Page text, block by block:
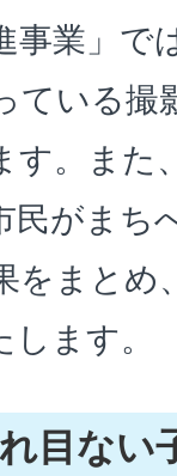
事業」で
ている撮
す。また
民がまち
をまとめ
ます。
目ない